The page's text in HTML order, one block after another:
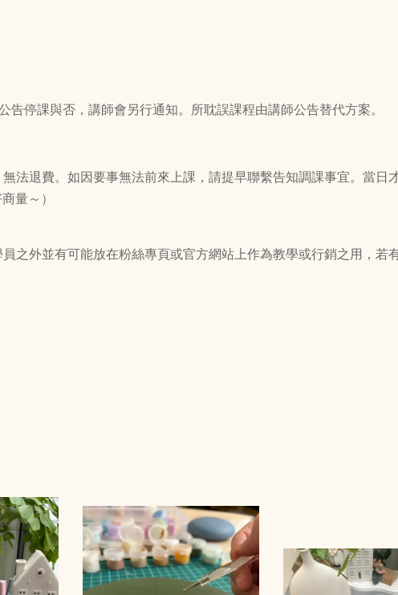
停課與否，講師會另行通知。所耽誤課程由講師公告替代方案。
法退費。如因要事無法前來上課，請提早聯繫告知調課事宜。當日
量～）
員之外並有可能放在粉絲專頁或官方網站上作為教學或行銷之用 ，若